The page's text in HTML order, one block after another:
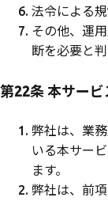
法令による
その他、運
断を必要と
第22条 本サービ
弊社は、業
いる本サー
ます。
弊社は、前